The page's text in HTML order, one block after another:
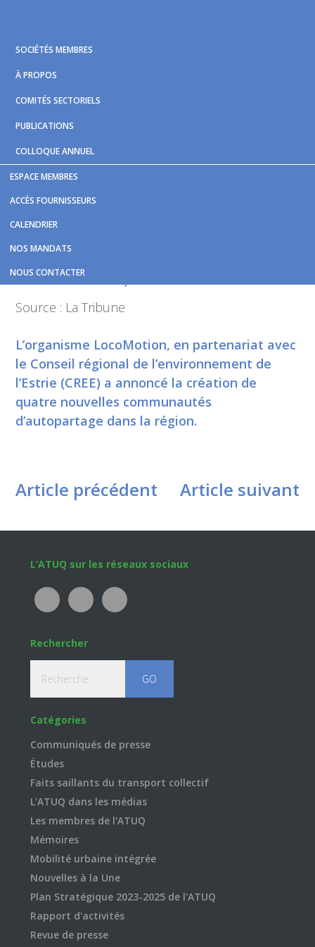
primary
navigation
main
content
footer
ESPACE MEMBRES
ACCÈS FOURNISSEURS
CALENDRIER
NOS MANDATS
NOUS CONTACTER
SOCIÉTÉS MEMBRES
À PROPOS
COMITÉS SECTORIELS
PUBLICATIONS
COLLOQUE ANNUEL
Vous êtes ici :Accueil
La mobilité durable franchit
un autre cap en Estrie
Source : La Tribune
L’organisme LocoMotion, en partenariat avec
le Conseil régional de l’environnement de
l’Estrie (CREE) a annoncé la création de
quatre nouvelles communautés
d’autopartage dans la région.
Article précédent Article suivant
Footer
L’ATUQ sur les réseaux sociaux
Rechercher
Catégories
Communiqués de presse
Études
Faits saillants du transport collectif
L'ATUQ dans les médias
Les membres de l'ATUQ
Mémoires
Mobilité urbaine intégrée
Nouvelles à la Une
Plan Stratégique 2023-2025 de l'ATUQ
Rapport d'activités
Revue de presse